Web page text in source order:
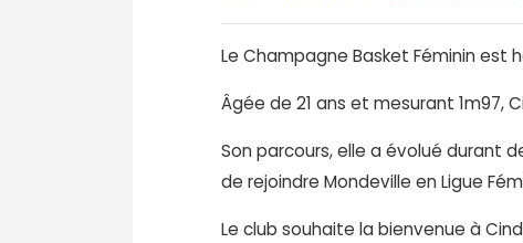
Le Champagne Basket Féminin est
Âgée de 21 ans et mesurant 1m97,
Son parcours, elle a évolué durant
de rejoindre Mondeville en Ligue
Le club souhaite la bienvenue à